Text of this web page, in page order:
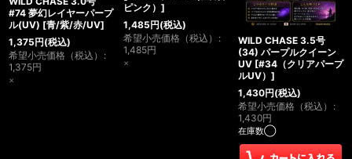
#74 夢幻レイヤーパープ
ル(UV) [青/紫/赤/UV]
1,375円(税込)
希望小売価格（税込） :
1,375円
×
ピンク） ]
1,485円(税込)
希望小売価格（税込） :
1,485円
×
WILD CHASE 3.5号
(34) パープルクイーン
UV [#34（クリアパープ
ルUV） ]
1,430円(税込)
希望小売価格（税込） :
1,430円
在庫数◯